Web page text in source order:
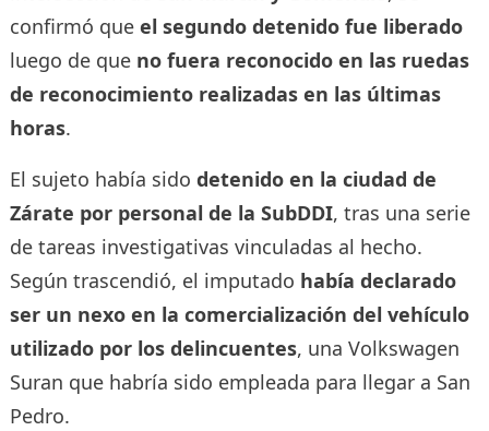
confirmó que el segundo detenido fue liberado
luego de que no fuera reconocido en las ruedas
de reconocimiento realizadas en las últimas
horas.
El sujeto había sido detenido en la ciudad de
Zárate por personal de la SubDDI, tras una serie
de tareas investigativas vinculadas al hecho.
Según trascendió, el imputado había declarado
ser un nexo en la comercialización del vehículo
utilizado por los delincuentes, una Volkswagen
Suran que habría sido empleada para llegar a San
Pedro.